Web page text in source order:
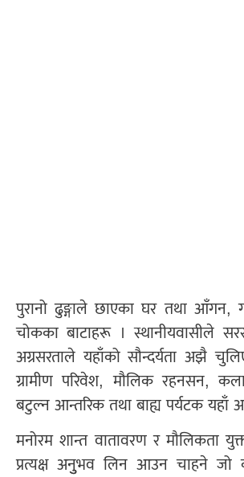
पुरानो ढुङ्गाले छाएका घर तथा आँगन,
चोकका बाटाहरू । स्थानीयवासीले
अग्रसरताले यहाँको सौन्दर्यता अझै
ग्रामीण परिवेश, मौलिक रहनसन,
बटुल्न आन्तरिक तथा बाह्य पर्यटक यहाँ
मनोरम शान्त वातावरण र मौलिकता
प्रत्यक्ष अनुुभव लिन आउन चाहने जो